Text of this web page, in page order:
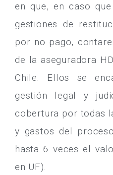
en que, en caso
gestiones de
por no pago,
de la aseguradora
Chile. Ellos se
gestión legal y
cobertura por todas
y gastos del
hasta 6 veces el
en UF).